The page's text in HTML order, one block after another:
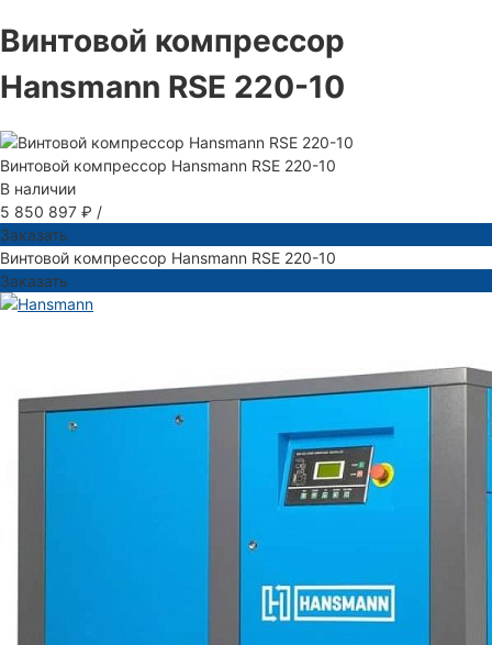
Винтовой компрессор
Hansmann RSE 220-10
Винтовой компрессор Hansmann RSE 220-10
В наличии
5 850 897 ₽ /
Заказать
Винтовой компрессор Hansmann RSE 220-10
Заказать